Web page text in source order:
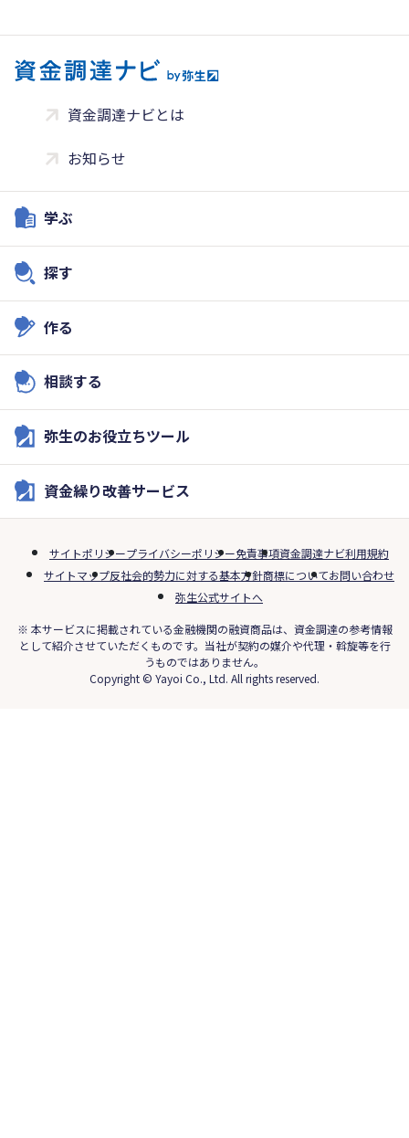
資金調達ナビとは
お知らせ
学ぶ
探す
作る
相談する
弥生のお役立ちツール
資金繰り改善サービス
サイトポリシープライバシーポリシー免責事項資金調達ナビ利用規約
サイトマップ反社会的勢力に対する基本方針商標についてお問い合わせ
弥生公式サイトへ
※ 本サービスに掲載されている金融機関の融資商品は、資金調達の参考情報
として紹介させていただくものです。当社が契約の媒介や代理・斡旋等を行
うものではありません。
Copyright © Yayoi Co., Ltd. All rights reserved.